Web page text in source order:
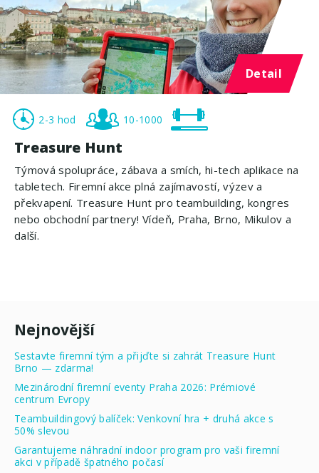
Detail
2-3 hod 10-1000
Treasure Hunt
Týmová spolupráce, zábava a smích, hi-tech aplikace na
tabletech. Firemní akce plná zajímavostí, výzev a
překvapení. Treasure Hunt pro teambuilding, kongres
nebo obchodní partnery! Vídeň, Praha, Brno, Mikulov a
další.
Nejnovější
Sestavte firemní tým a přijďte si zahrát Treasure Hunt
Brno — zdarma!
Mezinárodní firemní eventy Praha 2026: Prémiové
centrum Evropy
Teambuildingový balíček: Venkovní hra + druhá akce s
50% slevou
Garantujeme náhradní indoor program pro vaši firemní
akci v případě špatného počasí